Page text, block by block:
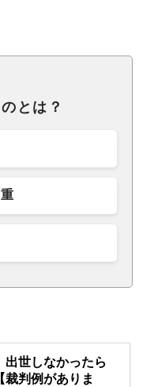
とは？
出世しなかったら
裁判例がありま